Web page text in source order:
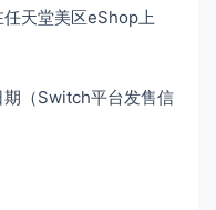
天堂美区eShop上
期（Switch平台发售信